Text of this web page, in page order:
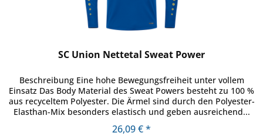
SC Union Nettetal Sweat Power
Beschreibung Eine hohe Bewegungsfreiheit unter vollem
Einsatz Das Body Material des Sweat Powers besteht zu 100 %
aus recyceltem Polyester. Die Ärmel sind durch den Polyester-
Elasthan-Mix besonders elastisch und geben ausreichend...
26,09 € *